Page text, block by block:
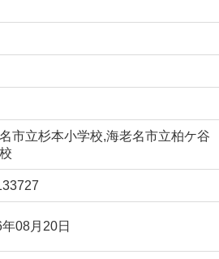
市立杉本小学校,海老名市立柏ケ谷
08月20日